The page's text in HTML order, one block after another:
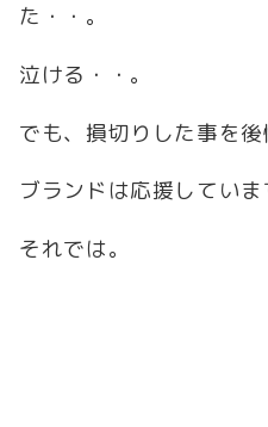
た・・。
泣ける・・。
でも、損切りした事を後
ブランドは応援していま
それでは。